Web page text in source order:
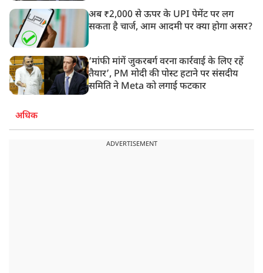
अब ₹2,000 से ऊपर के UPI पेमेंट पर लग
सकता है चार्ज, आम आदमी पर क्या होगा असर?
‘मांफी मांगें जुकरबर्ग वरना कार्रवाई के लिए रहें
तैयार’, PM मोदी की पोस्ट हटाने पर संसदीय
समिति ने Meta को लगाई फटकार
अधिक
ADVERTISEMENT